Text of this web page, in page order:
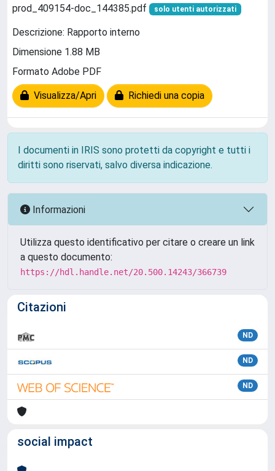
prod_409154-doc_144385.pdf solo utenti autorizzati
Descrizione: Rapporto interno
Dimensione 1.88 MB
Formato Adobe PDF
Visualizza/Apri Richiedi una copia
I documenti in IRIS sono protetti da copyright e tutti i
diritti sono riservati, salvo diversa indicazione.
Informazioni
Utilizza questo identificativo per citare o creare un link
a questo documento:
https://hdl.handle.net/20.500.14243/366739
Citazioni
ND
ND
ND
social impact